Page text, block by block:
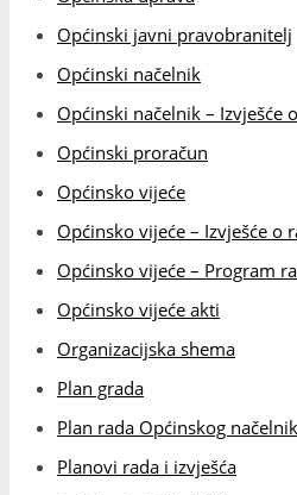
Općinsko vijeće akti
Organizacijska shema
Plan grada
Plan rada Općinskog načelnika
Planovi rada i izvješća
Politika kolačića (EU)
Poslovni vodič
Poslovno – gospodarske zone
Povijest grada
Predsjednici OV kroz povijest
Pritužbe, prijedlozi građana
Privacy Policy